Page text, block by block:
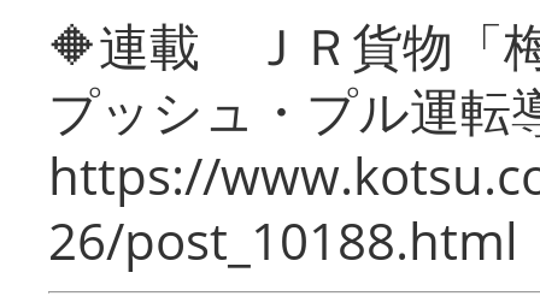
🔶連載 ＪＲ貨物「
プッシュ・プル運転
https://
26/post_10188.html